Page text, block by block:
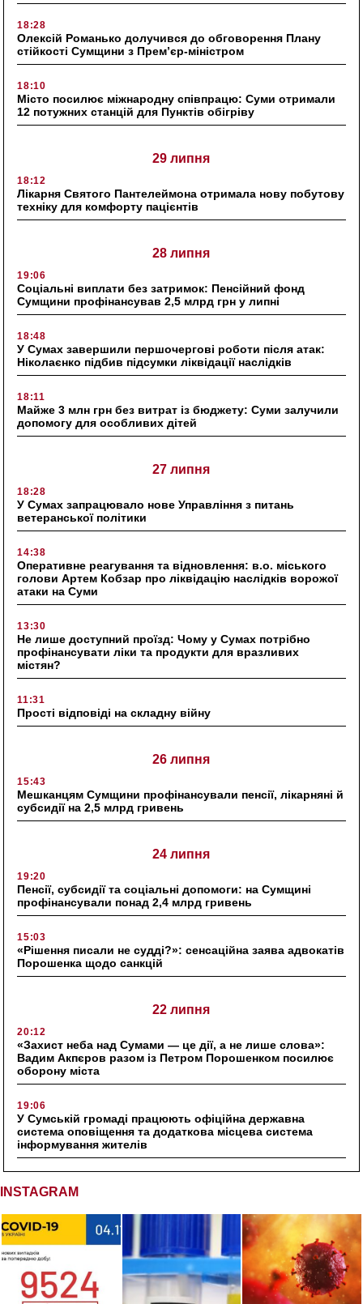
18:28
Олексій Романько долучився до обговорення Плану
стійкості Сумщини з Прем’єр-міністром
18:10
Місто посилює міжнародну співпрацю: Суми отримали
12 потужних станцій для Пунктів обігріву
29 липня
18:12
Лікарня Святого Пантелеймона отримала нову побутову
техніку для комфорту пацієнтів
28 липня
19:06
Соціальні виплати без затримок: Пенсійний фонд
Сумщини профінансував 2,5 млрд грн у липні
18:48
У Сумах завершили першочергові роботи після атак:
Ніколаєнко підбив підсумки ліквідації наслідків
18:11
Майже 3 млн грн без витрат із бюджету: Суми залучили
допомогу для особливих дітей
27 липня
18:28
У Сумах запрацювало нове Управління з питань
ветеранської політики
14:38
Оперативне реагування та відновлення: в.о. міського
голови Артем Кобзар про ліквідацію наслідків ворожої
атаки на Суми
13:30
Не лише доступний проїзд: Чому у Сумах потрібно
профінансувати ліки та продукти для вразливих
містян?
11:31
Прості відповіді на складну війну
26 липня
15:43
Мешканцям Сумщини профінансували пенсії, лікарняні й
субсидії на 2,5 млрд гривень
24 липня
19:20
Пенсії, субсидії та соціальні допомоги: на Сумщині
профінансували понад 2,4 млрд гривень
15:03
«Рішення писали не судді?»: сенсаційна заява адвокатів
Порошенка щодо санкцій
22 липня
20:12
«Захист неба над Сумами — це дії, а не лише слова»:
Вадим Акпєров разом із Петром Порошенком посилює
оборону міста
19:06
У Сумській громаді працюють офіційна державна
система оповіщення та додаткова місцева система
інформування жителів
INSTAGRAM